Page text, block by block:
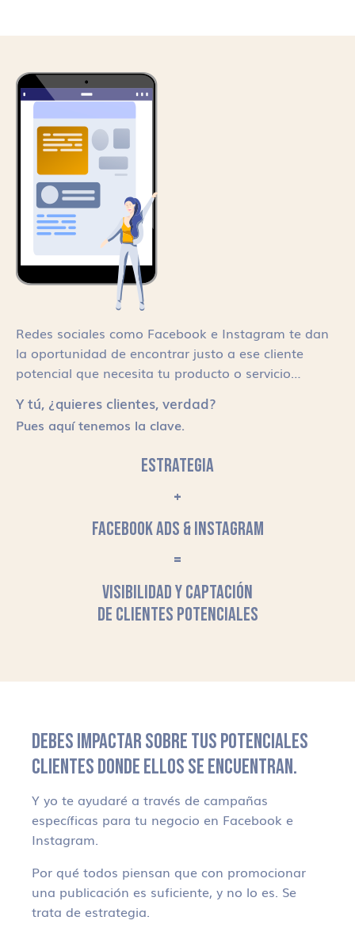
Redes sociales como Facebook e Instagram te dan
la oportunidad de encontrar justo a ese cliente
potencial que necesita tu producto o servicio…
Y tú, ¿quieres clientes, verdad?
Pues aquí tenemos la clave.
ESTRATEGIA
+
FACEBOOK ADS & INSTAGRAM
=
VISIBILIDAD Y CAPTACIÓN
DE CLIENTES POTENCIALES
DEBES IMPACTAR SOBRE TUS POTENCIALES
CLIENTES DONDE ELLOS SE ENCUENTRAN.
Y yo te ayudaré a través de campañas
específicas para tu negocio en Facebook e
Instagram.
Por qué todos piensan que con promocionar
una publicación es suficiente, y no lo es. Se
trata de estrategia.